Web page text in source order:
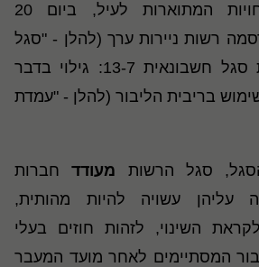
על רקע ההתפתחויות המתוארות לעיל, ביום 20
2020 פרסמה רשות ניירות ערך (להלן - "סגל
הרשות") את עמדת סגל חשבונאית 13-7: גילוי בדבר
בריבית הליבור (להלן - "עמדת
סגל הרשות מעודדחברות
עליהן עשויה להיות מהותית,
השינוי, לזהות חוזים בעלי
המסתיימים לאחר מועד המעבר